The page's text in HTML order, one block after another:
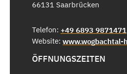
66131 Saarbrücken
Telefon: +49 6893 9871471
Website:
ÖFFNUNGSZEITEN